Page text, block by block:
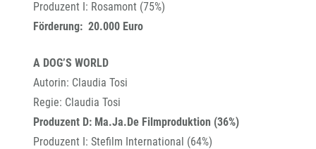
Produzent I: Rosamont (75%)
Förderung: 20.000 Euro
A DOG’S WORLD
Autorin: Claudia Tosi
Regie: Claudia Tosi
Produzent D: Ma.Ja.De Filmproduktion (36%)
Produzent I: Stefilm International (64%)